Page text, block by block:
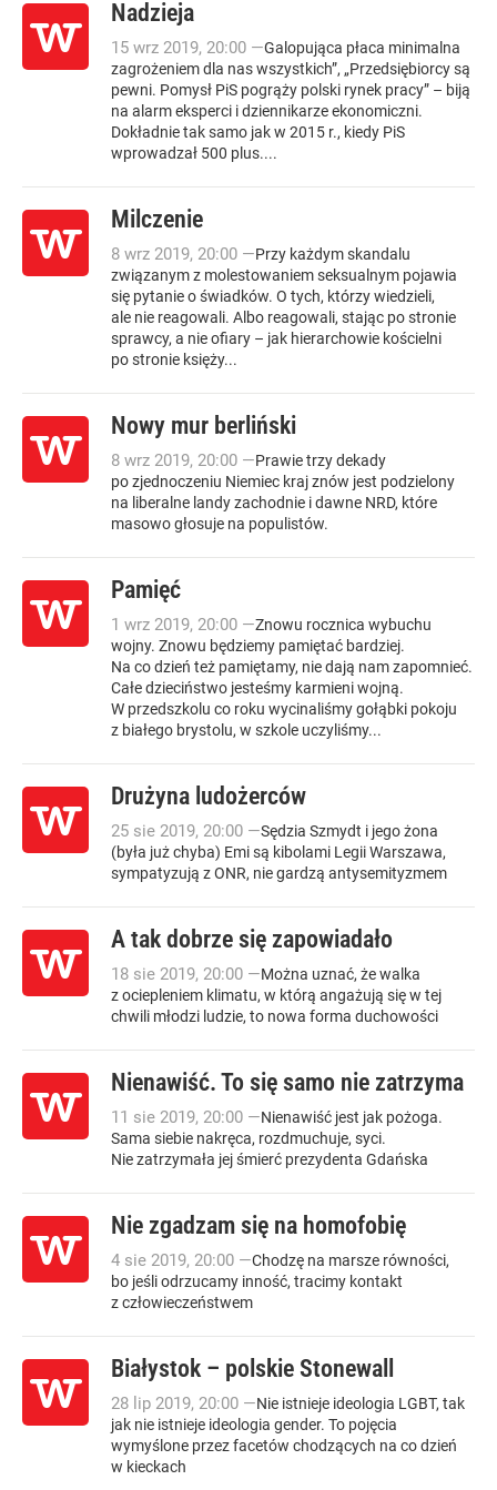
Nadzieja
15 wrz 2019, 20:00 —Galopująca płaca minimalna
zagrożeniem dla nas wszystkich”, „Przedsiębiorcy są
pewni. Pomysł PiS pogrąży polski rynek pracy” – biją
na alarm eksperci i dziennikarze ekonomiczni.
Dokładnie tak samo jak w 2015 r., kiedy PiS
wprowadzał 500 plus....
Milczenie
8 wrz 2019, 20:00 —Przy każdym skandalu
związanym z molestowaniem seksualnym pojawia
się pytanie o świadków. O tych, którzy wiedzieli,
ale nie reagowali. Albo reagowali, stając po stronie
sprawcy, a nie ofiary – jak hierarchowie kościelni
po stronie księży...
Nowy mur berliński
8 wrz 2019, 20:00 —Prawie trzy dekady
po zjednoczeniu Niemiec kraj znów jest podzielony
na liberalne landy zachodnie i dawne NRD, które
masowo głosuje na populistów.
Pamięć
1 wrz 2019, 20:00 —Znowu rocznica wybuchu
wojny. Znowu będziemy pamiętać bardziej.
Na co dzień też pamiętamy, nie dają nam zapomnieć.
Całe dzieciństwo jesteśmy karmieni wojną.
W przedszkolu co roku wycinaliśmy gołąbki pokoju
z białego brystolu, w szkole uczyliśmy...
Drużyna ludożerców
25 sie 2019, 20:00 —Sędzia Szmydt i jego żona
(była już chyba) Emi są kibolami Legii Warszawa,
sympatyzują z ONR, nie gardzą antysemityzmem
A tak dobrze się zapowiadało
18 sie 2019, 20:00 —Można uznać, że walka
z ociepleniem klimatu, w którą angażują się w tej
chwili młodzi ludzie, to nowa forma duchowości
Nienawiść. To się samo nie zatrzyma
11 sie 2019, 20:00 —Nienawiść jest jak pożoga.
Sama siebie nakręca, rozdmuchuje, syci.
Nie zatrzymała jej śmierć prezydenta Gdańska
Nie zgadzam się na homofobię
4 sie 2019, 20:00 —Chodzę na marsze równości,
bo jeśli odrzucamy inność, tracimy kontakt
z człowieczeństwem
Białystok – polskie Stonewall
28 lip 2019, 20:00 —Nie istnieje ideologia LGBT, tak
jak nie istnieje ideologia gender. To pojęcia
wymyślone przez facetów chodzących na co dzień
w kieckach